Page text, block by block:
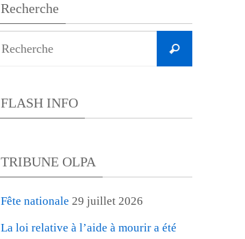
Recherche
Recherche
FLASH INFO
TRIBUNE OLPA
Fête nationale 29 juillet 2026
La loi relative à l’aide à mourir a été